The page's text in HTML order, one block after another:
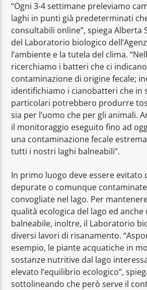
“Ogni 3-4 settimane preleviamo
laghi in punti già predeterminati
consultabili online”, spiega Alberta
del Laboratorio biologico
l’ambiente e la tutela del clima.
ricerchiamo i batteri che ci
contaminazione di origine fecale;
identifichiamo i cianobatteri che in
particolari potrebbero produrre
sia per l’uomo che per gli animali.
il monitoraggio eseguito fino ad
una contaminazione fecale
tutti i nostri laghi balneabili”.
In primo luogo deve essere evitato
depurate o comunque
convogliate nel lago. Per
qualità ecologica del lago ed anche
balneabile, inoltre, il Laboratorio
diversi lavori di risanamento.
esempio, le piante acquatiche in
sostanze nutritive dal lago
elevato l’equilibrio ecologico”,
sottolineando che però serve il